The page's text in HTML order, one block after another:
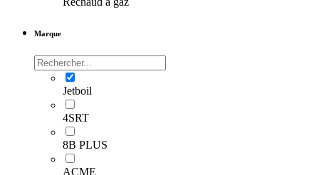
Marque
Jetboil
4SRT
8B PLUS
ACME